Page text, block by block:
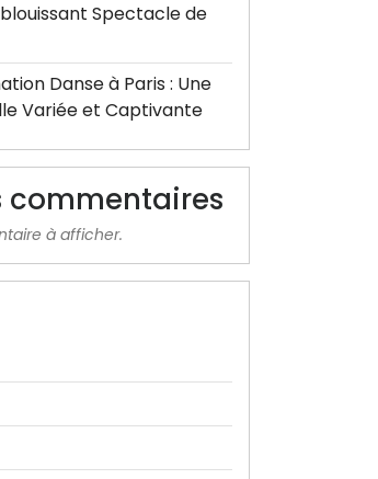
Spectacle de
Danse à Paris : Une
Variée et Captivante
commentaires
à afficher.